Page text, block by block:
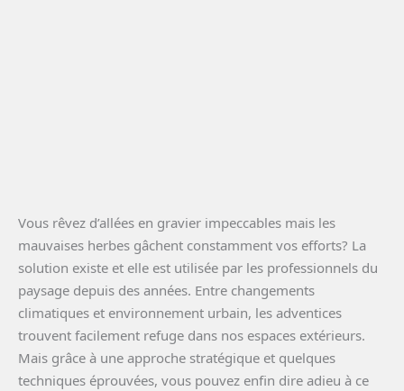
Vous rêvez d’allées en gravier impeccables mais les
mauvaises herbes gâchent constamment vos efforts? La
solution existe et elle est utilisée par les professionnels du
paysage depuis des années. Entre changements
climatiques et environnement urbain, les adventices
trouvent facilement refuge dans nos espaces extérieurs.
Mais grâce à une approche stratégique et quelques
techniques éprouvées, vous pouvez enfin dire adieu à ce